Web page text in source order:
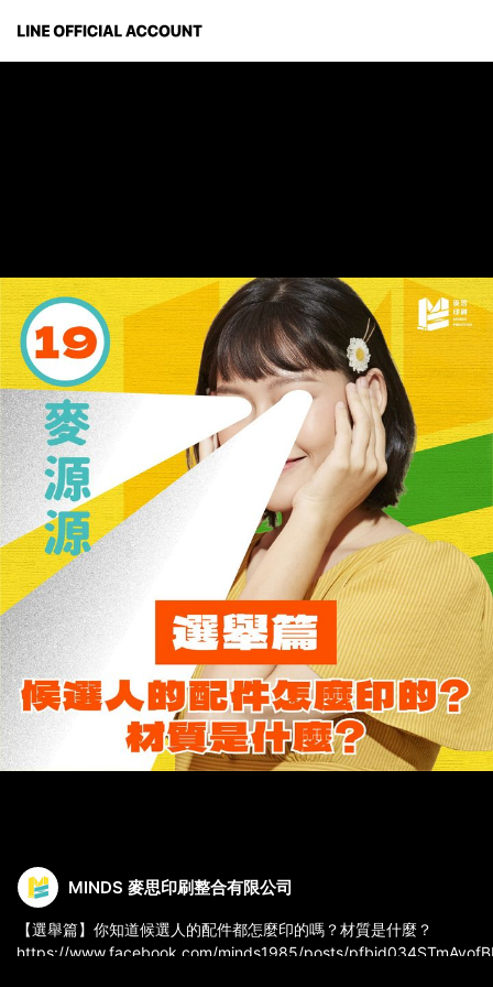
MINDS 麥思印刷整合有限公司
【選舉篇】你知道候選人的配件都怎麼印的嗎？材質是什麼？
https://www.facebook.com/minds1985/posts/